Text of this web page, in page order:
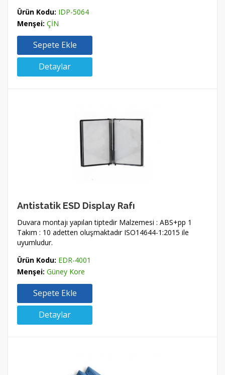
Ürün Kodu: IDP-5064
Menşei: ÇİN
Sepete Ekle
Detaylar
Antistatik ESD Display Rafı
Duvara montajı yapılan tiptedir Malzemesi : ABS+pp 1
Takım : 10 adetten oluşmaktadır ISO14644-1:2015 ile
uyumludur.
Ürün Kodu: EDR-4001
Menşei: Güney Kore
Sepete Ekle
Detaylar